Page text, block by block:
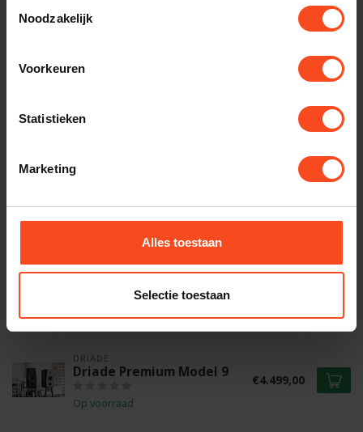
Noodzakelijk
Voorkeuren
Statistieken
Marketing
Alles toestaan
Selectie toestaan
Luidsprekerkabel €800,00
€400,00
DRIADE
Driade Flow Reference 808
Op voorraad
DRIADE
Driade Premium Model 9
Op voorraad
€4.499,00